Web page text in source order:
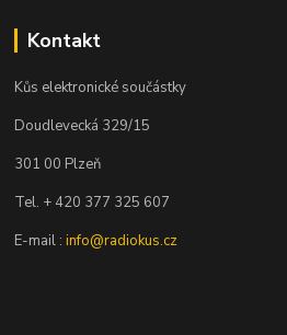
Kontakt
Kůs elektronické součástky
Doudlevecká 329/15
301 00 Plzeň
Tel. + 420 377 325 607
E-mail :info@radiokus.cz